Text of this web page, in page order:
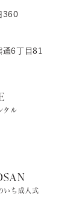
360
通6丁目81
タル
いち成人式